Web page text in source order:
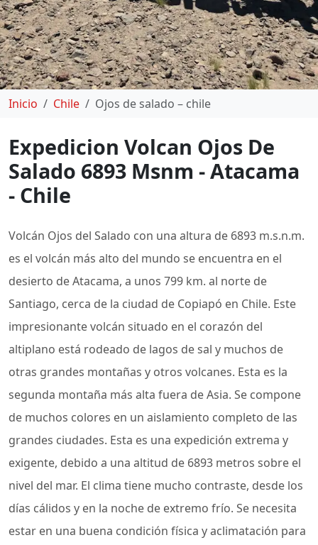
Inicio Chile Ojos de salado – chile
Expedicion Volcan Ojos De
Salado 6893 Msnm - Atacama
- Chile
Volcán Ojos del Salado con una altura de 6893 m.s.n.m.
es el volcán más alto del mundo se encuentra en el
desierto de Atacama, a unos 799 km. al norte de
Santiago, cerca de la ciudad de Copiapó en Chile. Este
impresionante volcán situado en el corazón del
altiplano está rodeado de lagos de sal y muchos de
otras grandes montañas y otros volcanes. Esta es la
segunda montaña más alta fuera de Asia. Se compone
de muchos colores en un aislamiento completo de las
grandes ciudades. Esta es una expedición extrema y
exigente, debido a una altitud de 6893 metros sobre el
nivel del mar. El clima tiene mucho contraste, desde los
días cálidos y en la noche de extremo frío. Se necesita
estar en una buena condición física y aclimatación para